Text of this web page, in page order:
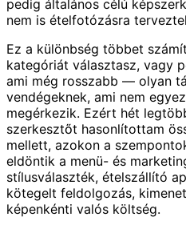
pedig általános célú
nem is ételfotózásra
Ez a különbség többet
kategóriát választasz, vagy
ami még rosszabb — olyan
vendégeknek, ami nem
megérkezik. Ezért hét
szerkesztőt hasonlítottam
mellett, azokon a
eldöntik a menü- és
stílusválaszték, ételszállító
kötegelt feldolgozás,
képenkénti valós költség.